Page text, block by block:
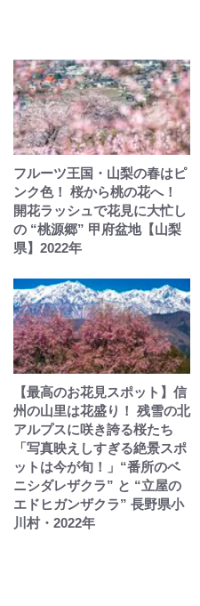
フルーツ王国・山梨の春はピ
ンク色！ 桜から桃の花へ！
開花ラッシュで花見に大忙し
の “桃源郷” 甲府盆地【山梨
県】2022年
【最高のお花見スポット】信
州の山里は花盛り！ 残雪の北
アルプスに咲き誇る桜たち
「写真映えしすぎる絶景スポ
ットは今が旬！」“番所のベ
ニシダレザクラ” と “立屋の
エドヒガンザクラ” 長野県小
川村・2022年